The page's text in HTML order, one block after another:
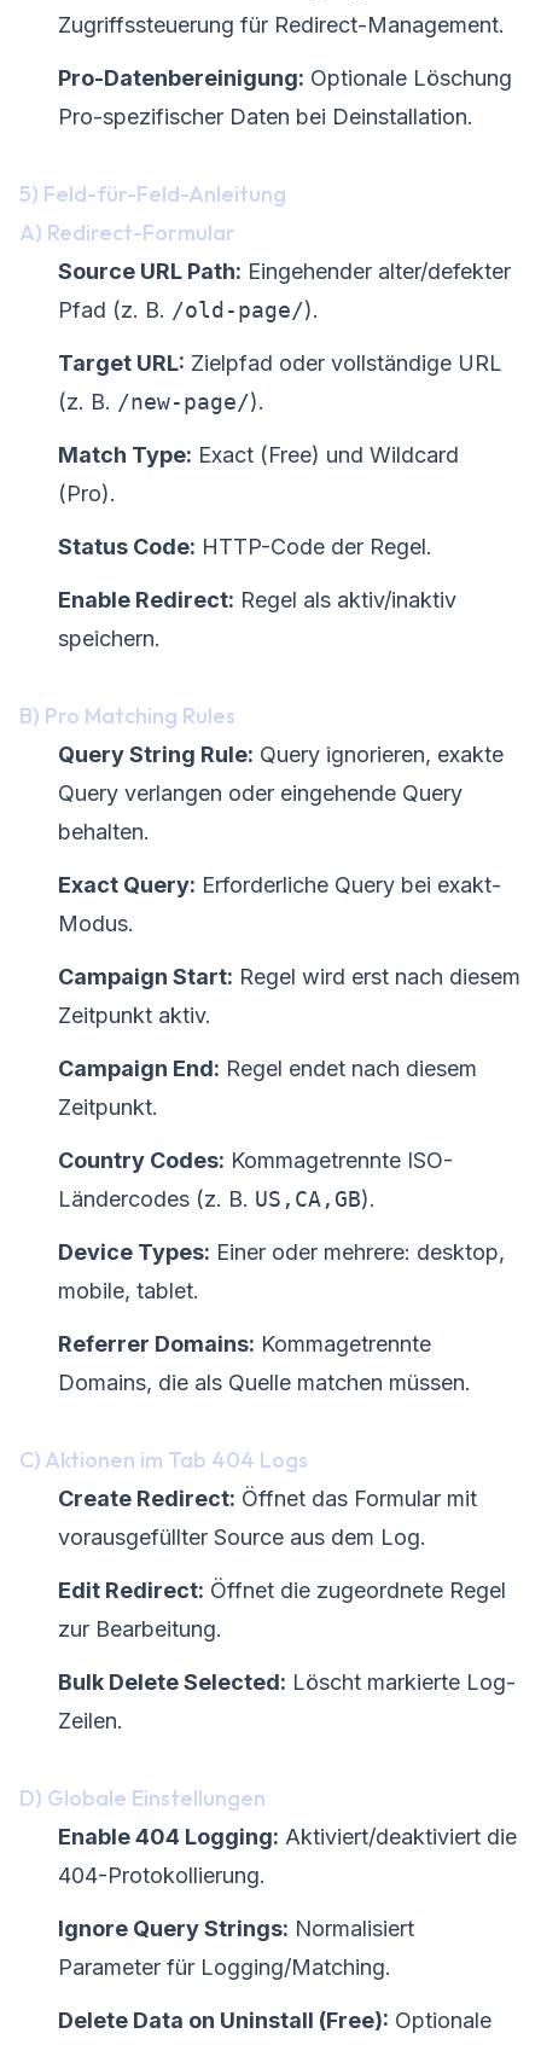
Zugriffssteuerung für Redirect-Management.
Pro-Datenbereinigung: Optionale Löschung
Pro-spezifischer Daten bei Deinstallation.
5) Feld-für-Feld-Anleitung
A) Redirect-Formular
Source URL Path: Eingehender alter/defekter
Pfad (z. B. /old-page/).
Target URL: Zielpfad oder vollständige URL
(z. B. /new-page/).
Match Type: Exact (Free) und Wildcard
(Pro).
Status Code: HTTP-Code der Regel.
Enable Redirect: Regel als aktiv/inaktiv
speichern.
B) Pro Matching Rules
Query String Rule: Query ignorieren, exakte
Query verlangen oder eingehende Query
behalten.
Exact Query: Erforderliche Query bei exakt-
Modus.
Campaign Start: Regel wird erst nach diesem
Zeitpunkt aktiv.
Campaign End: Regel endet nach diesem
Zeitpunkt.
Country Codes: Kommagetrennte ISO-
Ländercodes (z. B. US,CA,GB).
Device Types: Einer oder mehrere: desktop,
mobile, tablet.
Referrer Domains: Kommagetrennte
Domains, die als Quelle matchen müssen.
C) Aktionen im Tab 404 Logs
Create Redirect: Öffnet das Formular mit
vorausgefüllter Source aus dem Log.
Edit Redirect: Öffnet die zugeordnete Regel
zur Bearbeitung.
Bulk Delete Selected: Löscht markierte Log-
Zeilen.
D) Globale Einstellungen
Enable 404 Logging: Aktiviert/deaktiviert die
404-Protokollierung.
Ignore Query Strings: Normalisiert
Parameter für Logging/Matching.
Delete Data on Uninstall (Free): Optionale